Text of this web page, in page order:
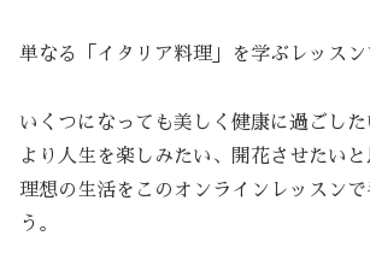
単なる「イタリア料理」を学ぶレッスン
いくつになっても美しく健康に過ごした
より人生を楽しみたい、開花させたいと
理想の生活をこのオンラインレッスンで
う。